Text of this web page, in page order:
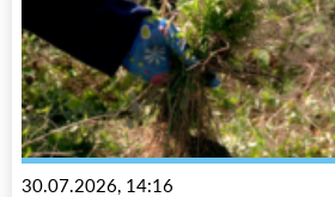
30.07.2026, 14:16